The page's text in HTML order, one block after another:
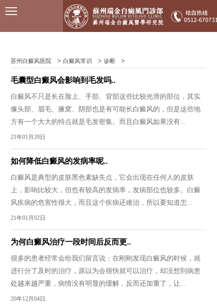
苏州白癜风医院 > 白癜风常识 >诊断 >
毛囊型白癜风会影响到毛发吗..
白癜风不只是长在脸上、手部、背部这些比较光滑的部位，其实
像头部、眉毛、腋窝、阴部也是有可能长白癜风的，但是这些地
方有一个大大的特点就是毛发密集。而且白癜风如果没有...
21年01月29日
如何降低白癜风的发病率呢..
白癜风是典型的皮肤黑色素缺失点，它会出现在任何人的皮肤
上，影响比较大，但也有较高的发病率，发病部位也较多。白癜
风疾病的危害性很大，而且这个疾病还难治，所以要知道怎...
21年01月02日
为何白癜风治疗一段时间后反而更..
很多的患者经常会给我们留言说：在刚刚发现白癜风的时候，就
进行分了及时的治疗，原以为会很快就可以治疗，却没想到病患
处越来越严重，病情没有明显的缓解，反而还加重了，让...
20年12月04日